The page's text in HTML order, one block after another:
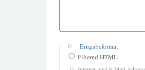
Eingabeformat
Filtered HTML